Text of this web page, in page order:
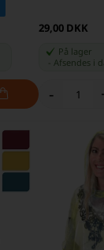
29,00 DKK
På lager
Afsendes i
-